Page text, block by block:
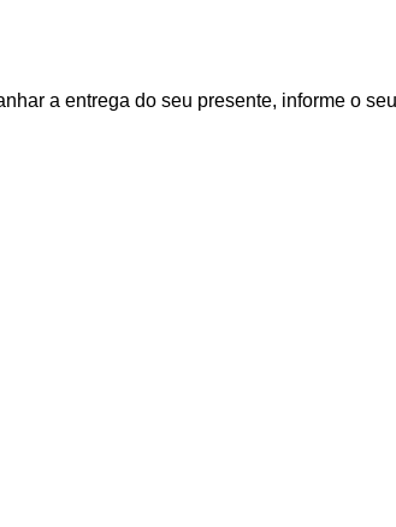
a entrega do seu presente, informe o seu